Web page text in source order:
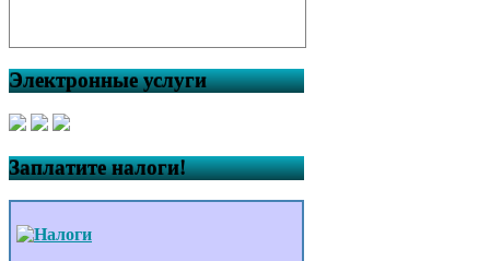
Электронные услуги
Заплатите налоги!